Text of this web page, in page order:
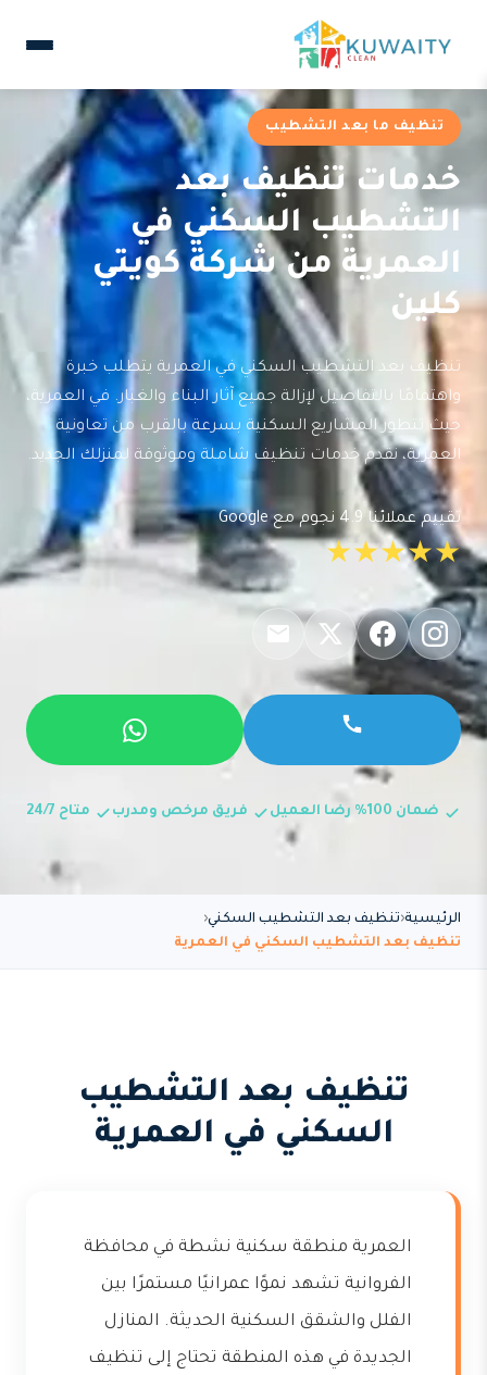
تنظيف ما بعد التشطيب
خدمات تنظيف بعد
التشطيب السكني في
العمرية من شركة كويتي
كلين
تنظيف بعد التشطيب السكني في العمرية يتطلب خبرة
واهتمامًا بالتفاصيل لإزالة جميع آثار البناء والغبار. في العمرية،
حيث تتطور المشاريع السكنية بسرعة بالقرب من تعاونية
العمرية، نقدم خدمات تنظيف شاملة وموثوقة لمنزلك الجديد.
تقييم عملائنا 4.9 نجوم مع Google
★★★★★
ضمان 100% رضا العميل فريق مرخص ومدرب متاح 24/7
الرئيسية تنظيف بعد التشطيب السكني
تنظيف بعد التشطيب السكني في العمرية
تنظيف بعد التشطيب
السكني في العمرية
العمرية منطقة سكنية نشطة في محافظة
الفروانية تشهد نموًا عمرانيًا مستمرًا بين
الفلل والشقق السكنية الحديثة. المنازل
الجديدة في هذه المنطقة تحتاج إلى تنظيف